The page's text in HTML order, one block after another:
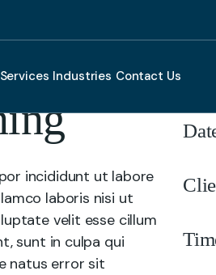
Services Industries Contact Us
incididunt ut labore
laboris nisi ut
velit esse cillum
sunt in culpa qui
natus error sit